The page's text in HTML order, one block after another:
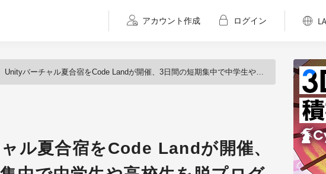
アカウント作成 ログイン
Unityバーチャル夏合宿をCode Landが開催、3日間の短期集中で中学生や高校生を脱プログラミング初心者へ（プロキッズ）
ル夏合宿をCode Landが開催、